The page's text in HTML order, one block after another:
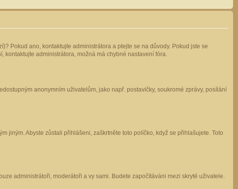
Pokud ano, kontaktujte administrátora a ptejte se na důvody. Pokud jste se
kontaktujte administrátora, možná má chybné nastavení fóra.
anonymním uživatelům, jako např. postavičky, soukromé zprávy, posílání
jiným. Abyste zůstali přihlášeni, zaškrtněte toto políčko, když se přihlašujete. Toto
administrátoři, moderátoři a vy sami. Budete započítáváni mezi skryté uživatele.